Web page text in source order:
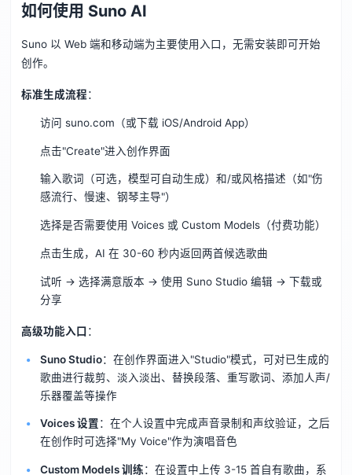
如何使用 Suno AI
Suno 以 Web 端和移动端为主要使用入口，无需安装即可开始
创作。
标准生成流程：
访问 suno.com（或下载 iOS/Android App）
点击"Create"进入创作界面
输入歌词（可选，模型可自动生成）和/或风格描述（如"伤
感流行、慢速、钢琴主导"）
选择是否需要使用 Voices 或 Custom Models（付费功能）
点击生成，AI 在 30-60 秒内返回两首候选歌曲
试听 → 选择满意版本 → 使用 Suno Studio 编辑 → 下载或
分享
高级功能入口 ：
Suno Studio：在创作界面进入"Studio"模式，可对已生成的
歌曲进行裁剪、淡入淡出、替换段落、重写歌词、添加人声/
乐器覆盖等操作
Voices 设置：在个人设置中完成声音录制和声纹验证，之后
在创作时可选择"My Voice"作为演唱音色
Custom Models 训练：在设置中上传 3-15 首自有歌曲，系